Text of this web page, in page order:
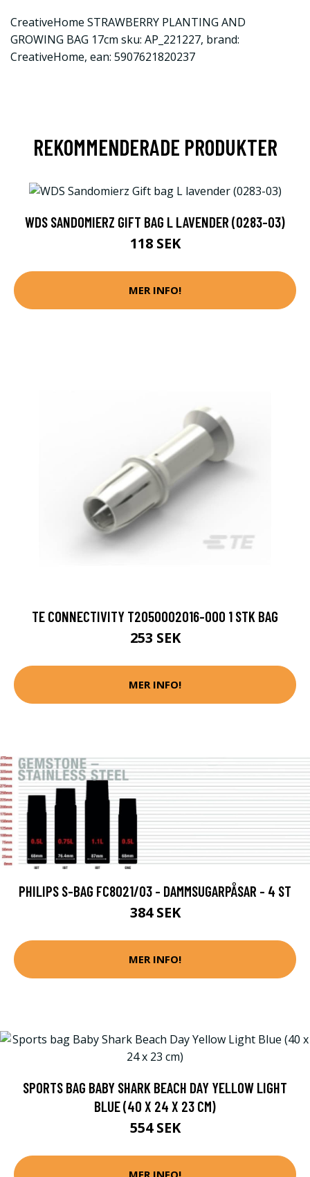
CreativeHome STRAWBERRY PLANTING AND
GROWING BAG 17cm sku: AP_221227, brand:
CreativeHome, ean: 5907621820237
REKOMMENDERADE PRODUKTER
WDS SANDOMIERZ GIFT BAG L LAVENDER (0283-03)
118 SEK
MER INFO!
TE CONNECTIVITY T2050002016-000 1 STK BAG
253 SEK
MER INFO!
PHILIPS S-BAG FC8021/03 - DAMMSUGARPÅSAR - 4 ST
384 SEK
MER INFO!
SPORTS BAG BABY SHARK BEACH DAY YELLOW LIGHT
BLUE (40 X 24 X 23 CM)
554 SEK